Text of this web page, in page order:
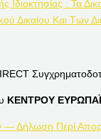
Ιδιοκτησίας : Τα
Δικαίου Και Των
ΚΕΝΤΡΟΥ
— Δήλωση Περί